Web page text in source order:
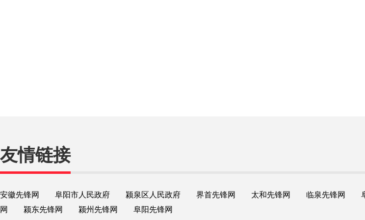
友情链接
安徽先锋网 阜阳市人民政府 颍泉区人民政府 界首先锋网 太和先锋网 临泉先锋网
网
颍东先锋网 颍州先锋网 阜阳先锋网